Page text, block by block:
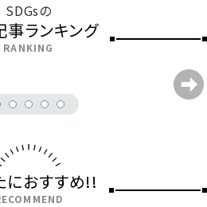
SDGsの
事ランキング
RANKING
におすすめ!!